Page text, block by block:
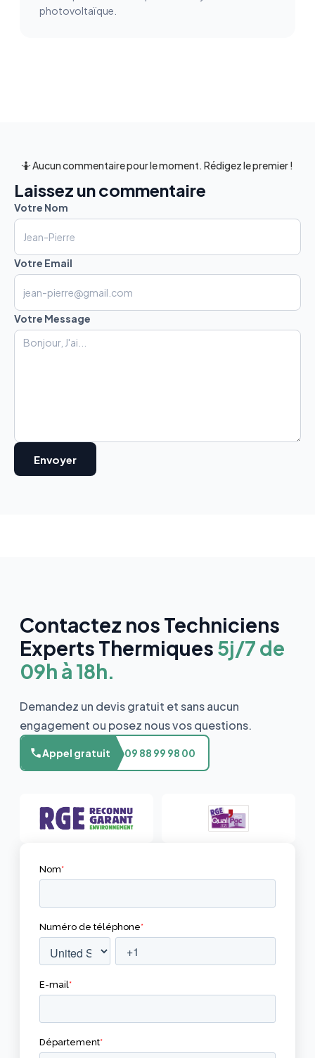
photovoltaïque.
🤷 Aucun commentaire pour le moment. Rédigez le premier !
Laissez un commentaire
Votre Nom
Votre Email
Votre Message
Contactez nos Techniciens
Experts Thermiques 5j/7 de
09h à 18h.
Demandez un devis gratuit et sans aucun
engagement ou posez nous vos questions.
Appel gratuit 09 88 99 98 00